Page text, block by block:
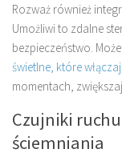
Rozważ również
Umożliwi to zdalne
bezpieczeństwo.
świetlne, które
momentach,
Czujniki
ściemniania